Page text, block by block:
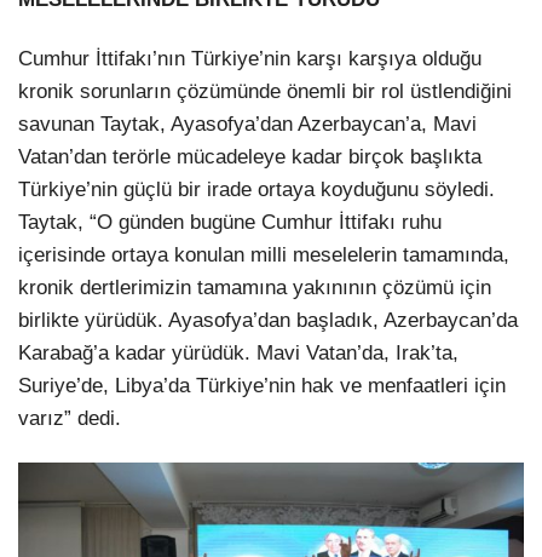
Cumhur İttifakı’nın Türkiye’nin karşı karşıya olduğu
kronik sorunların çözümünde önemli bir rol üstlendiğini
savunan Taytak, Ayasofya’dan Azerbaycan’a, Mavi
Vatan’dan terörle mücadeleye kadar birçok başlıkta
Türkiye’nin güçlü bir irade ortaya koyduğunu söyledi.
Taytak, “O günden bugüne Cumhur İttifakı ruhu
içerisinde ortaya konulan milli meselelerin tamamında,
kronik dertlerimizin tamamına yakınının çözümü için
birlikte yürüdük. Ayasofya’dan başladık, Azerbaycan’da
Karabağ’a kadar yürüdük. Mavi Vatan’da, Irak’ta,
Suriye’de, Libya’da Türkiye’nin hak ve menfaatleri için
varız” dedi.